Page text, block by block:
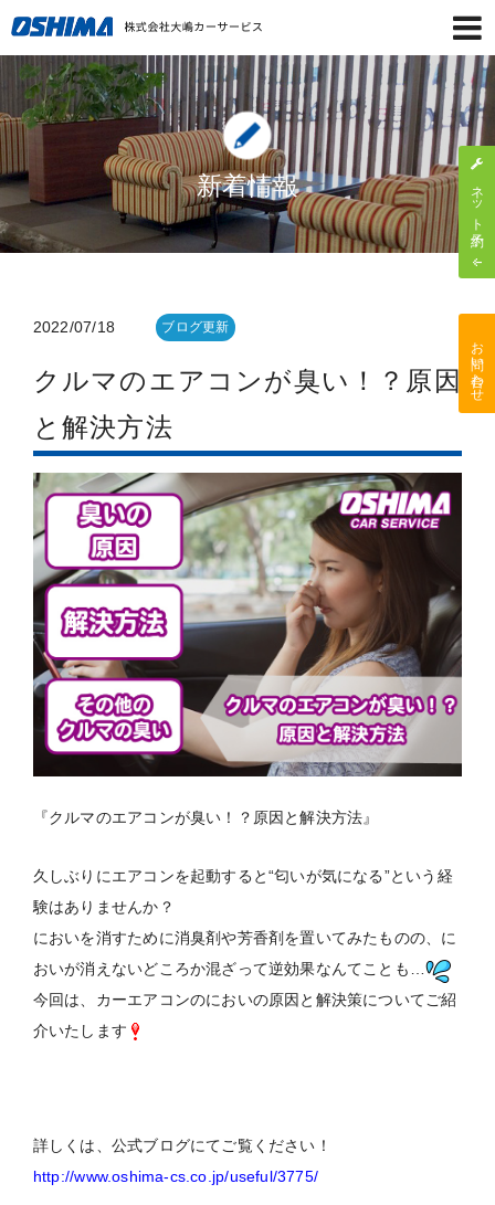
新着情報
2022/07/18 ブログ更新
クルマのエアコンが臭い！？原因
と解決方法
『クルマのエアコンが臭い！？原因と解決方法』
久しぶりにエアコンを起動すると“匂いが気になる”という経
験はありませんか？
においを消すために消臭剤や芳香剤を置いてみたものの、に
おいが消えないどころか混ざって逆効果なんてことも…
今回は、カーエアコンのにおいの原因と解決策についてご紹
介いたします
詳しくは、公式ブログにてご覧ください！
http://www.oshima-cs.co.jp/useful/3775/
ネット予約
お問い合わせ